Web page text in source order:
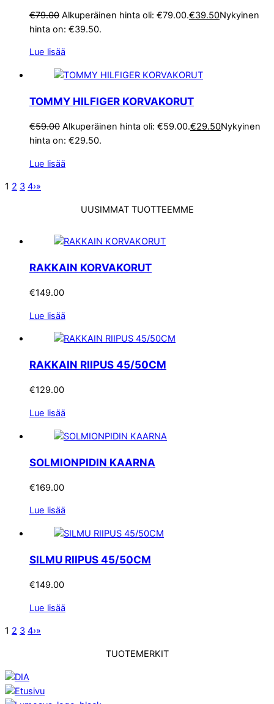
€79.00 Alkuperäinen hinta oli: €79.00.€39.50Nykyinen
hinta on: €39.50.
Lue lisää
TOMMY HILFIGER KORVAKORUT
€59.00 Alkuperäinen hinta oli: €59.00.€29.50Nykyinen
hinta on: €29.50.
Lue lisää
1 2 3 4›»
UUSIMMAT TUOTTEEMME
RAKKAIN KORVAKORUT
€149.00
Lue lisää
RAKKAIN RIIPUS 45/50CM
€129.00
Lue lisää
SOLMIONPIDIN KAARNA
€169.00
Lue lisää
SILMU RIIPUS 45/50CM
€149.00
Lue lisää
1 2 3 4›»
TUOTEMERKIT